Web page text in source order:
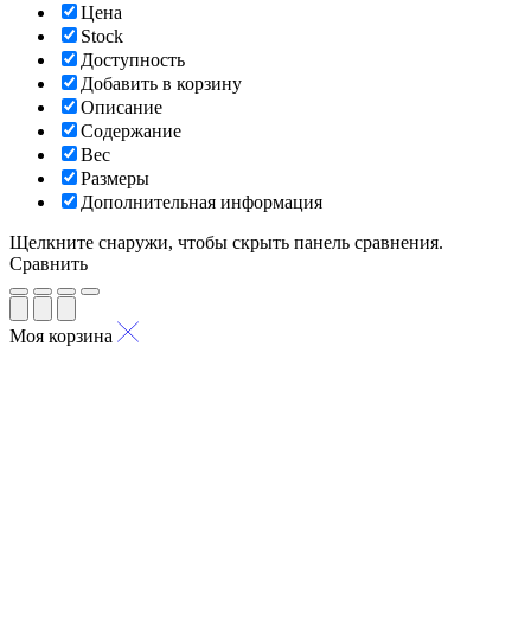
Цена
Stock
Доступность
Добавить в корзину
Описание
Содержание
Вес
Размеры
Дополнительная информация
Щелкните снаружи, чтобы скрыть панель сравнения.
Сравнить
Моя корзина